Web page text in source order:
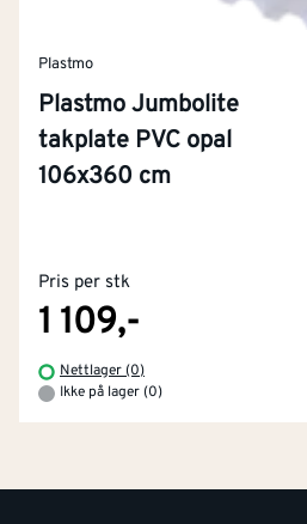
Plastmo
Plastmo Jumbolite
takplate PVC opal
106x360 cm
Pris per stk
1 109,-
Nettlager (0)
Ikke på lager (0)
Kjøpsbetingelser
Retur- og
Tjenester
Montér Klubb
Byggevarehus og
Prismatch